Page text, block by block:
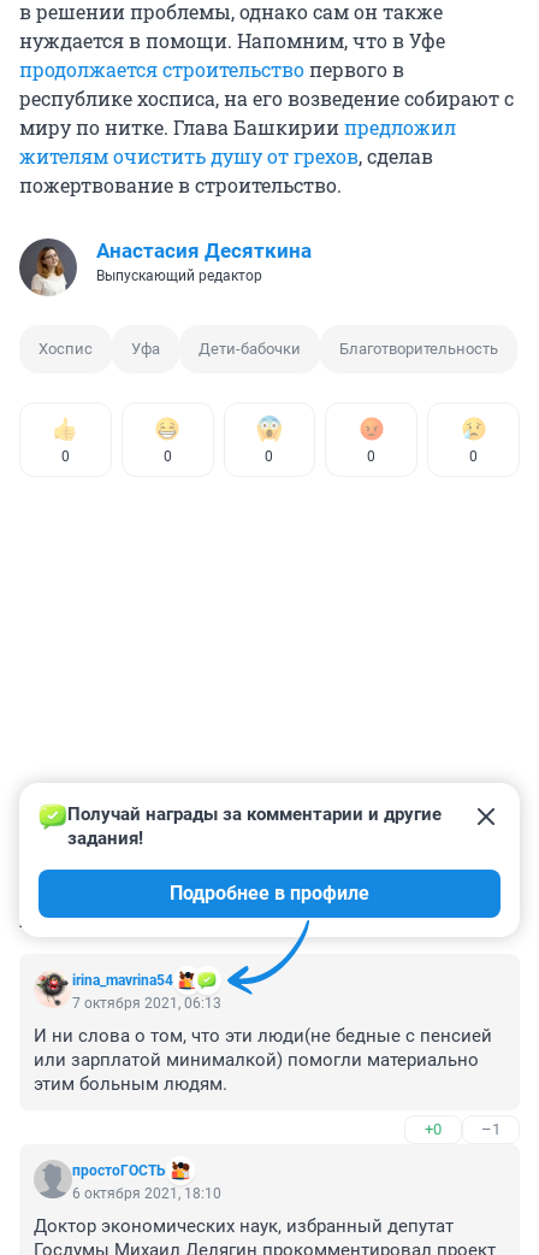
в решении проблемы, однако сам он также
нуждается в помощи. Напомним, что в Уфе
продолжается строительствопервого в
республике хосписа, на его возведение собирают с
миру по нитке. Глава Башкириипредложил
жителям очистить душу от грехов, сделав
пожертвование в строительство.
Анастасия Десяткина
Выпускающий редактор
Хоспис Уфа Дети-бабочки Благотворительность
0 0 0 0 0
КОММЕНТАРИИ 10
irina_mavrina54
Получай награды за комментарии и другие
задания!
Подробнее в профиле
7 октября 2021, 06:13
И ни слова о том, что эти люди(не бедные с пенсией
или зарплатой минималкой) помогли материально
этим больным людям.
+0 –1
простоГОСТЬ
6 октября 2021, 18:10
Доктор экономических наук, избранный депутат
Госдумы Михаил Делягин прокомментировал проект